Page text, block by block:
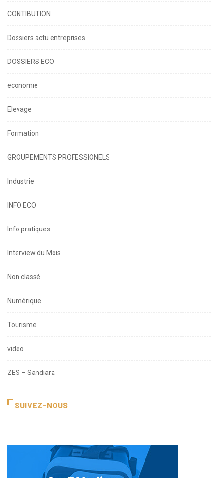
CONTIBUTION
Dossiers actu entreprises
DOSSIERS ECO
économie
Elevage
Formation
GROUPEMENTS PROFESSIONELS
Industrie
INFO ECO
Info pratiques
Interview du Mois
Non classé
Numérique
Tourisme
video
ZES – Sandiara
SUIVEZ-NOUS